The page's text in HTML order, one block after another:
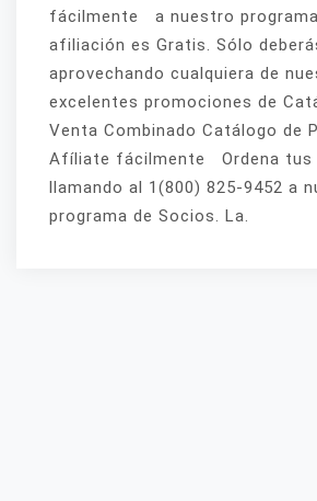
fácilmente a nuestro
afiliación es Gratis. Sólo
aprovechando cualquiera de
excelentes promociones de
Venta Combinado Catálogo de
Afíliate fácilmente Ordena tus
llamando al 1(800) 825-9452 a
programa de Socios. La.